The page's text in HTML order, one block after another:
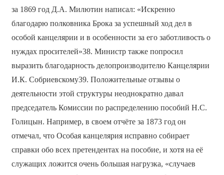
за 1869 год Д.А. Милютин написал: «Искренно
благодарю полковника Брока за успешный ход дел в
особой канцелярии и в особенности за его заботливость о
нуждах просителей»38. Министр также попросил
выразить благодарность делопроизводителю Канцелярии
И.К. Собриевскому39. Положительные отзывы о
деятельности этой структуры неоднократно давал
председатель Комиссии по распределению пособий Н.С.
Голицын. Например, в своем отчёте за 1873 год он
отмечал, что Особая канцелярия исправно собирает
справки обо всех претендентах на пособие, и хотя на её
служащих ложится очень большая нагрузка, «случаев